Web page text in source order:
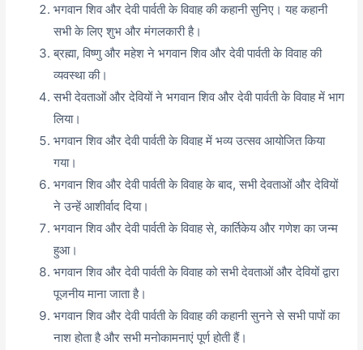
भगवान शिव और देवी पार्वती के विवाह की कहानी सुनिए। यह कहानी
सभी के लिए शुभ और मंगलकारी है।
ब्रह्मा, विष्णु और महेश ने भगवान शिव और देवी पार्वती के विवाह की
व्यवस्था की।
सभी देवताओं और देवियों ने भगवान शिव और देवी पार्वती के विवाह में भाग
लिया।
भगवान शिव और देवी पार्वती के विवाह में भव्य उत्सव आयोजित किया
गया।
भगवान शिव और देवी पार्वती के विवाह के बाद, सभी देवताओं और देवियों
ने उन्हें आशीर्वाद दिया।
भगवान शिव और देवी पार्वती के विवाह से, कार्तिकेय और गणेश का जन्म
हुआ।
भगवान शिव और देवी पार्वती के विवाह को सभी देवताओं और देवियों द्वारा
पूजनीय माना जाता है।
भगवान शिव और देवी पार्वती के विवाह की कहानी सुनने से सभी पापों का
नाश होता है और सभी मनोकामनाएं पूर्ण होती हैं।